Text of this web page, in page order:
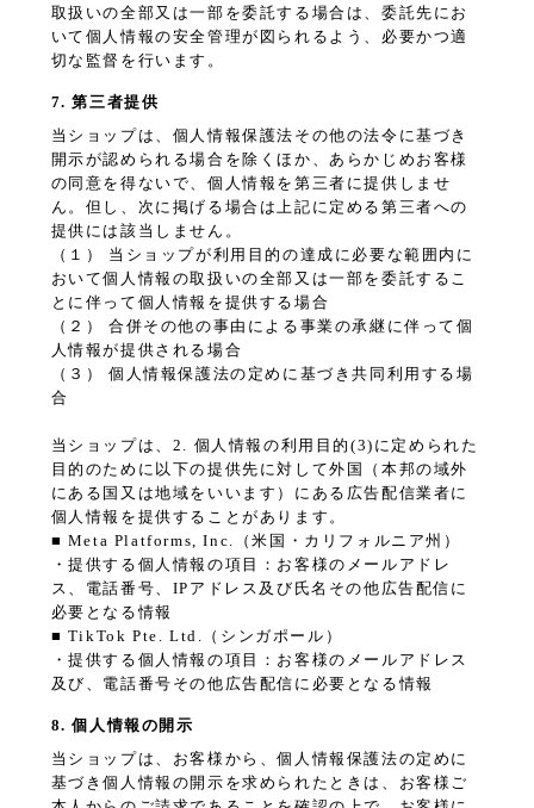
取扱いの全部又は一部を委託する場合は、委託先にお
いて個人情報の安全管理が図られるよう、必要かつ適
切な監督を行います。
7. 第三者提供
当ショップは、個人情報保護法その他の法令に基づき
開示が認められる場合を除くほか、あらかじめお客様
の同意を得ないで、個人情報を第三者に提供しませ
ん。但し、次に掲げる場合は上記に定める第三者への
提供には該当しません。
（１） 当ショップが利用目的の達成に必要な範囲内に
おいて個人情報の取扱いの全部又は一部を委託するこ
とに伴って個人情報を提供する場合
（２） 合併その他の事由による事業の承継に伴って個
人情報が提供される場合
（３） 個人情報保護法の定めに基づき共同利用する場
合
当ショップは、2. 個人情報の利用目的(3)に定められた
目的のために以下の提供先に対して外国（本邦の域外
にある国又は地域をいいます）にある広告配信業者に
個人情報を提供することがあります。
■ Meta Platforms, Inc.（米国・カリフォルニア州）
・提供する個人情報の項目：お客様のメールアドレ
ス、電話番号、IPアドレス及び氏名その他広告配信に
必要となる情報
■ TikTok Pte. Ltd.（シンガポール）
・提供する個人情報の項目：お客様のメールアドレス
及び、電話番号その他広告配信に必要となる情報
8. 個人情報の開示
当ショップは、お客様から、個人情報保護法の定めに
基づき個人情報の開示を求められたときは、お客様ご